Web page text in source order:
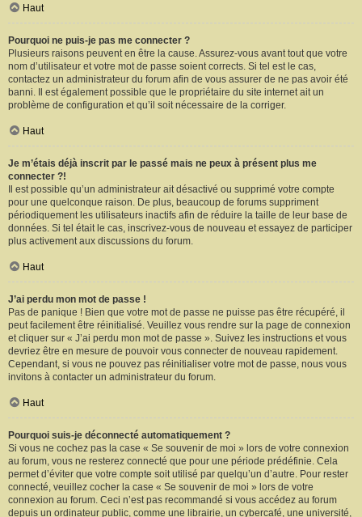
Haut
Pourquoi ne puis-je pas me connecter ?
Plusieurs raisons peuvent en être la cause. Assurez-vous avant tout que votre
nom d’utilisateur et votre mot de passe soient corrects. Si tel est le cas,
contactez un administrateur du forum afin de vous assurer de ne pas avoir été
banni. Il est également possible que le propriétaire du site internet ait un
problème de configuration et qu’il soit nécessaire de la corriger.
Haut
Je m’étais déjà inscrit par le passé mais ne peux à présent plus me
connecter ?!
Il est possible qu’un administrateur ait désactivé ou supprimé votre compte
pour une quelconque raison. De plus, beaucoup de forums suppriment
périodiquement les utilisateurs inactifs afin de réduire la taille de leur base de
données. Si tel était le cas, inscrivez-vous de nouveau et essayez de participer
plus activement aux discussions du forum.
Haut
J’ai perdu mon mot de passe !
Pas de panique ! Bien que votre mot de passe ne puisse pas être récupéré, il
peut facilement être réinitialisé. Veuillez vous rendre sur la page de connexion
et cliquer sur « J’ai perdu mon mot de passe ». Suivez les instructions et vous
devriez être en mesure de pouvoir vous connecter de nouveau rapidement.
Cependant, si vous ne pouvez pas réinitialiser votre mot de passe, nous vous
invitons à contacter un administrateur du forum.
Haut
Pourquoi suis-je déconnecté automatiquement ?
Si vous ne cochez pas la case « Se souvenir de moi » lors de votre connexion
au forum, vous ne resterez connecté que pour une période prédéfinie. Cela
permet d’éviter que votre compte soit utilisé par quelqu’un d’autre. Pour rester
connecté, veuillez cocher la case « Se souvenir de moi » lors de votre
connexion au forum. Ceci n’est pas recommandé si vous accédez au forum
depuis un ordinateur public, comme une librairie, un cybercafé, une université,